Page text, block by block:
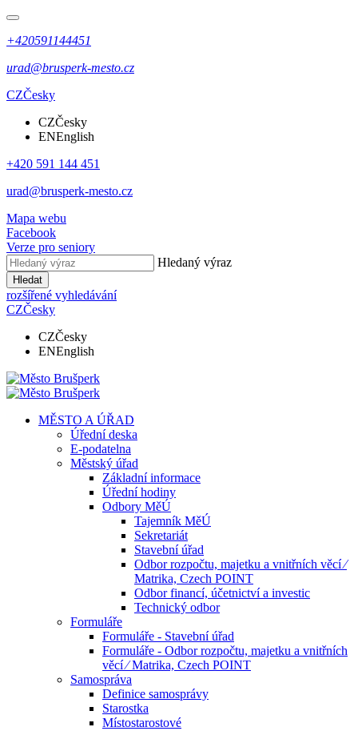
+420591144451
urad@brusperk-mesto.cz
CZČesky
CZČesky
ENEnglish
+420 591 144 451
urad@brusperk-mesto.cz
Mapa webu
Facebook
Verze pro seniory
Hledaný výraz
Hledat
rozšířené vyhledávání
CZČesky
CZČesky
ENEnglish
MĚSTO A ÚŘAD
Úřední deska
E-podatelna
Městský úřad
Základní informace
Úřední hodiny
Odbory MěÚ
Tajemník MěÚ
Sekretariát
Stavební úřad
Odbor rozpočtu, majetku a vnitřních věcí ⁄
Matrika, Czech POINT
Odbor financí, účetnictví a investic
Technický odbor
Formuláře
Formuláře - Stavební úřad
Formuláře - Odbor rozpočtu, majetku a vnitřních
věcí ⁄ Matrika, Czech POINT
Samospráva
Definice samosprávy
Starostka
Místostarostové